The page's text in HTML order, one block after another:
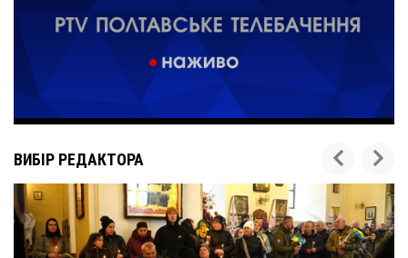
ВИБІР РЕДАКТОРА